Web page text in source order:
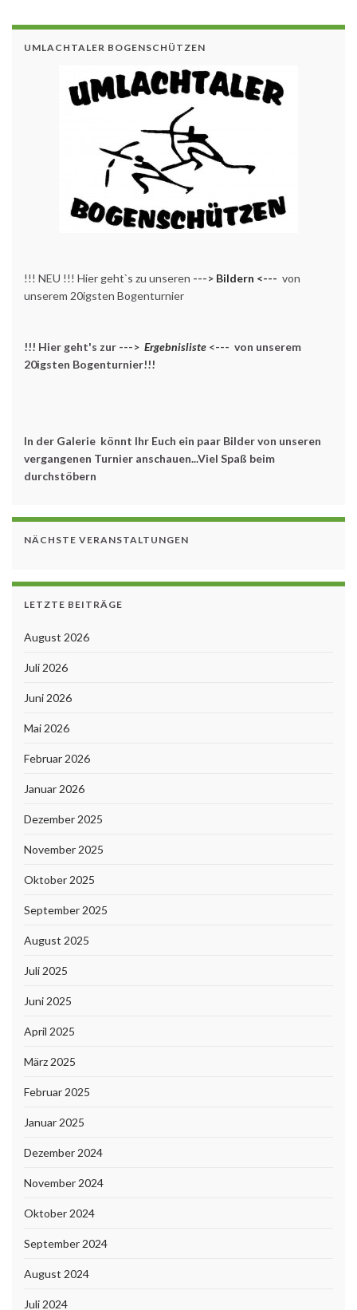
UMLACHTALER BOGENSCHÜTZEN
!!! NEU !!! Hier geht`s zu unseren ---> Bildern <--- von
unserem 20igsten Bogenturnier
!!! Hier geht's zur ---> Ergebnisliste <--- von unserem
20igsten Bogenturnier!!!
In der Galerie könnt Ihr Euch ein paar Bilder von unseren
vergangenen Turnier anschauen...Viel Spaß beim
durchstöbern
NÄCHSTE VERANSTALTUNGEN
LETZTE BEITRÄGE
August 2026
Juli 2026
Juni 2026
Mai 2026
Februar 2026
Januar 2026
Dezember 2025
November 2025
Oktober 2025
September 2025
August 2025
Juli 2025
Juni 2025
April 2025
März 2025
Februar 2025
Januar 2025
Dezember 2024
November 2024
Oktober 2024
September 2024
August 2024
Juli 2024